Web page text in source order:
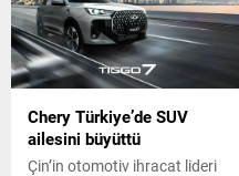
Chery Türkiye’de SUV
ailesini büyüttü
Çin’in otomotiv ihracat lideri